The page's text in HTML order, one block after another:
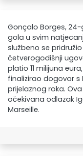
Gonçalo Borges,
gola u svim
službeno se
četverogodišnji
platio 11 milijuna
finalizirao dogovor s
prijelaznog roka.
očekivana odlazak
Marseille.